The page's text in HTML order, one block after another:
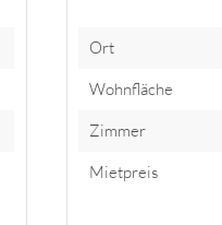
Ort
Wohnfläche
Zimmer
Mietpreis